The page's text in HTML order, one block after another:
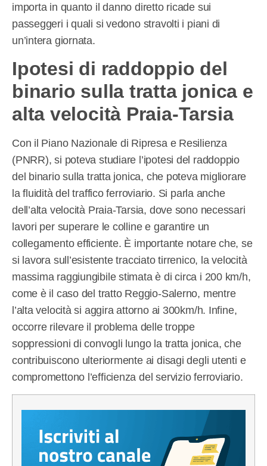
importa in quanto il danno diretto ricade sui
passeggeri i quali si vedono stravolti i piani di
un’intera giornata.
Ipotesi di raddoppio del
binario sulla tratta jonica e
alta velocità Praia-Tarsia
Con il Piano Nazionale di Ripresa e Resilienza
(PNRR), si poteva studiare l’ipotesi del raddoppio
del binario sulla tratta jonica, che poteva migliorare
la fluidità del traffico ferroviario. Si parla anche
dell’alta velocità Praia-Tarsia, dove sono necessari
lavori per superare le colline e garantire un
collegamento efficiente. È importante notare che, se
si lavora sull’esistente tracciato tirrenico, la velocità
massima raggiungibile stimata è di circa i 200 km/h,
come è il caso del tratto Reggio-Salerno, mentre
l’alta velocità si aggira attorno ai 300km/h. Infine,
occorre rilevare il problema delle troppe
soppressioni di convogli lungo la tratta jonica, che
contribuiscono ulteriormente ai disagi degli utenti e
compromettono l’efficienza del servizio ferroviario.